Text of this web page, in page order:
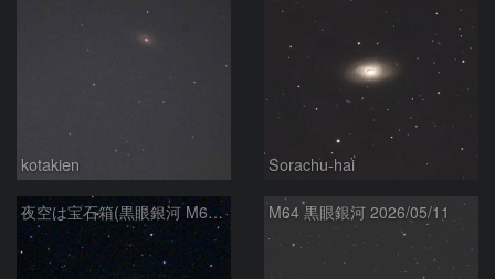
kotakien Sorachu-hai
夜空は宝石箱(黒眼銀河 M64) Seestar50 M64 黒眼銀河 2026/05/11